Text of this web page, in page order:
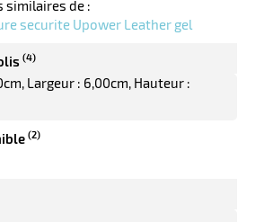
similaires de :
securite Upower Leather gel
(4)
Largeur : 6,00cm Hauteur :
(2)